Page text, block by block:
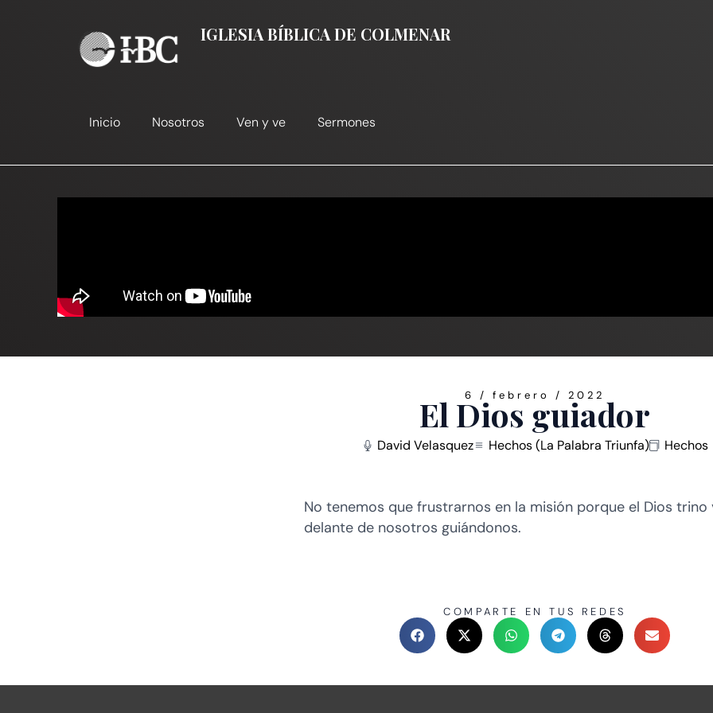
IGLESIA BÍBLICA DE COLMENAR
Inicio Nosotros Ven y ve Sermones
6 / febrero / 2022
El Dios guiador
David Velasquez Hechos (La Palabra Triunfa) Hechos
No tenemos que frustrarnos en la misión porque el Dios trino
delante de nosotros guiándonos.
COMPARTE EN TUS REDES